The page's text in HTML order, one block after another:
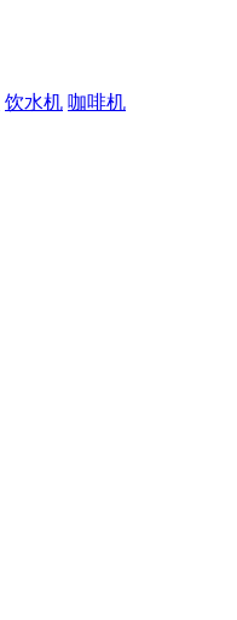
饮水机 咖啡机